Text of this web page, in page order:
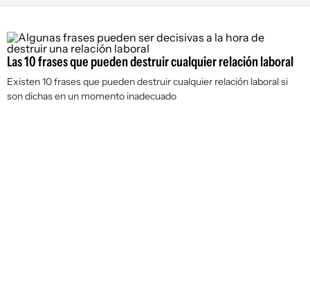
Las 10 frases que pueden destruir cualquier relación laboral
Existen 10 frases que pueden destruir cualquier relación laboral si
son dichas en un momento inadecuado